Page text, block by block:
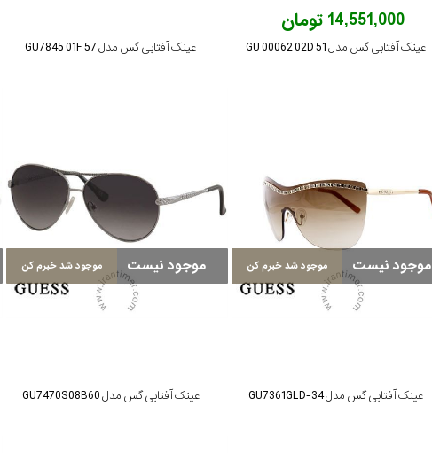
14,551,000 تومان
عینک آفتابی گس مدل GU 00062 02D 51 عینک آفتابی گس مدل GU7845 01F 57
موجود نیست موجود شد خبرم کن
عینک آفتابی گس مدل GU7361GLD-34
موجود نیست موجود شد خبرم کن
عینک آفتابی گس مدل GU7470S08B60